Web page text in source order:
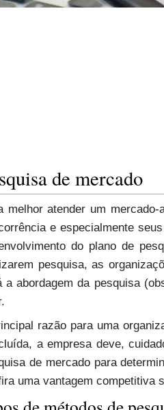
de mercado
melhor atender um
e especialmente
do plano de
pesquisa, as
a abordagem da pesquisa
razão para uma
a empresa deve,
de mercado para
uma vantagem competitiva